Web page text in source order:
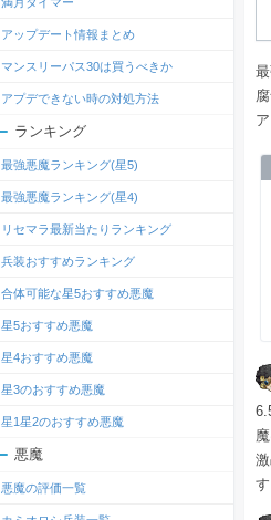
す
アップデート情報まとめ
マンスリーパス30は買うべきか
アプデできない時の対処方法
ランキング
最強悪魔ランキング(星5)
最強悪魔ランキング(星4)
リセマラ最新当たりランキング
兵装おすすめランキング
合体可能な星5おすすめ悪魔
星5おすすめ悪魔
星4おすすめ悪魔
星3のおすすめ悪魔
星1星2のおすすめ悪魔
悪魔
悪魔の評価一覧